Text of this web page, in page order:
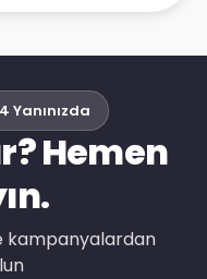
Yanınızda
Hemen
kampanyalardan